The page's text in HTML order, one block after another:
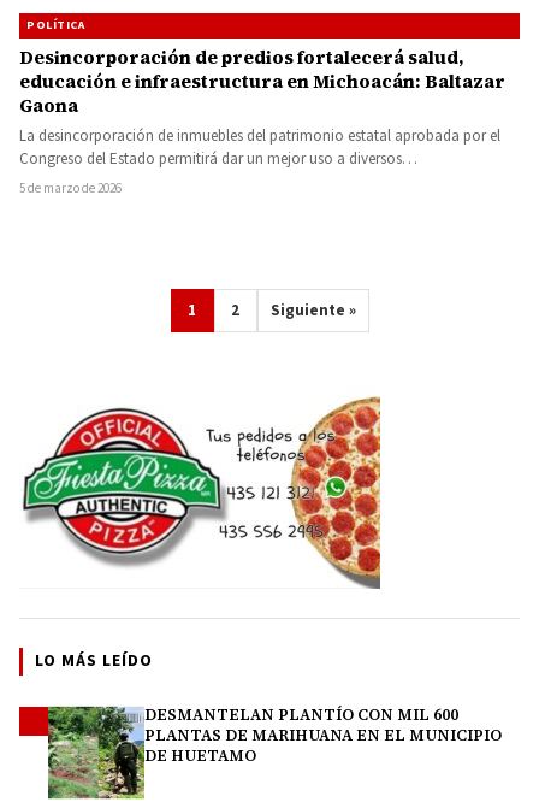
POLÍTICA
Desincorporación de predios fortalecerá salud,
educación e infraestructura en Michoacán: Baltazar
Gaona
La desincorporación de inmuebles del patrimonio estatal aprobada por el
Congreso del Estado permitirá dar un mejor uso a diversos…
5 de marzo de 2026
1 2 Siguiente »
LO MÁS LEÍDO
DESMANTELAN PLANTÍO CON MIL 600
PLANTAS DE MARIHUANA EN EL MUNICIPIO
DE HUETAMO